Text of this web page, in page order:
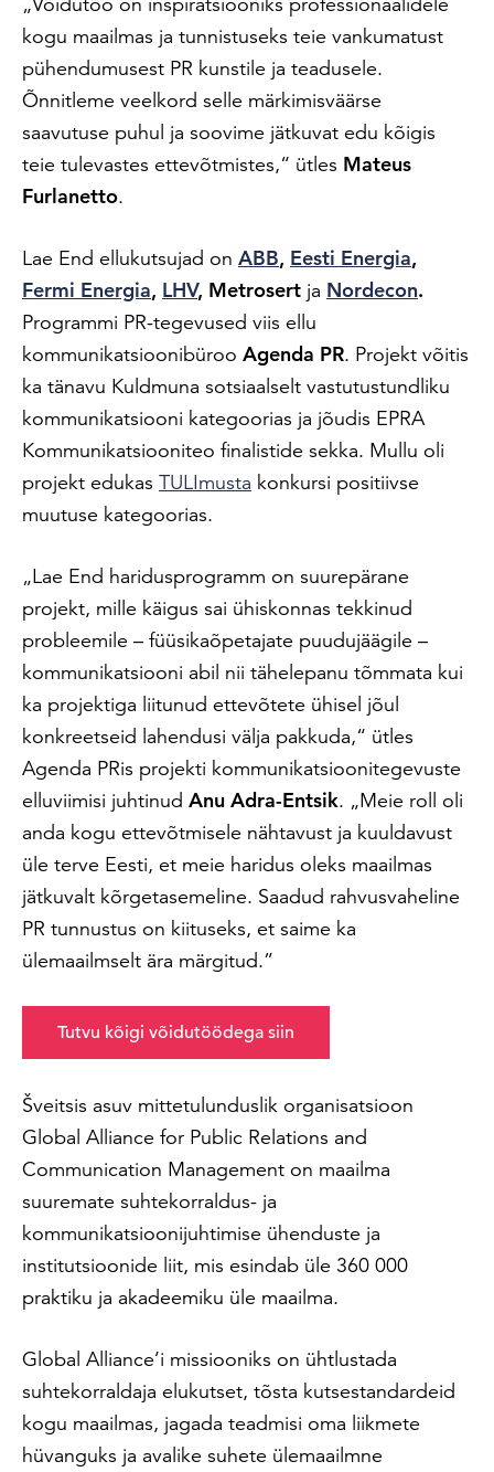
kogu maailmas ja tunnistuseks teie vankumatust
pühendumusest PR kunstile ja teadusele.
Õnnitleme veelkord selle märkimisväärse
saavutuse puhul ja soovime jätkuvat edu kõigis
teie tulevastes ettevõtmistes,“ ütles Mateus
Furlanetto.
Lae End ellukutsujad on ABB, Eesti Energia,
Fermi Energia, LHV, Metrosert ja Nordecon.
Programmi PR-tegevused viis ellu
kommunikatsioonibüroo Agenda PR. Projekt võitis
ka tänavu Kuldmuna sotsiaalselt vastutustundliku
kommunikatsiooni kategoorias ja jõudis EPRA
Kommunikatsiooniteo finalistide sekka. Mullu oli
projekt edukas TULImusta konkursi positiivse
muutuse kategoorias.
„Lae End haridusprogramm on suurepärane
projekt, mille käigus sai ühiskonnas tekkinud
probleemile – füüsikaõpetajate puudujäägile –
kommunikatsiooni abil nii tähelepanu tõmmata kui
ka projektiga liitunud ettevõtete ühisel jõul
konkreetseid lahendusi välja pakkuda,“ ütles
Agenda PRis projekti kommunikatsioonitegevuste
elluviimisi juhtinud Anu Adra-Entsik. „Meie roll oli
anda kogu ettevõtmisele nähtavust ja kuuldavust
üle terve Eesti, et meie haridus oleks maailmas
jätkuvalt kõrgetasemeline. Saadud rahvusvaheline
PR tunnustus on kiituseks, et saime ka
ülemaailmselt ära märgitud.”
Tutvu kõigi võidutöödega siin
Šveitsis asuv mittetulunduslik organisatsioon
Global Alliance for Public Relations and
Communication Management on maailma
suuremate suhtekorraldus- ja
kommunikatsioonijuhtimise ühenduste ja
institutsioonide liit, mis esindab üle 360 000
praktiku ja akadeemiku üle maailma.
Global Alliance’i missiooniks on ühtlustada
suhtekorraldaja elukutset, tõsta kutsestandardeid
kogu maailmas, jagada teadmisi oma liikmete
hüvanguks ja avalike suhete ülemaailmne